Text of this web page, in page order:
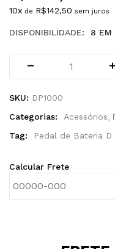
10x de R$142,50 sem juros
DISPONIBILIDADE: 8 EM
SKU: DP1000
Categorias:
Acessórios
Tag:
Pedal de Bateria D
Calcular Frete